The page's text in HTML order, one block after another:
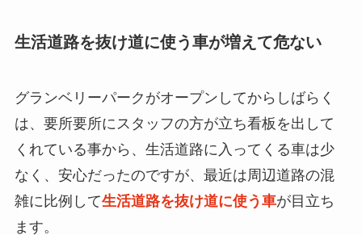
生活道路を抜け道に使う車が増えて危ない
グランベリーパークがオープンしてからしばらく
は、要所要所にスタッフの方が立ち看板を出して
くれている事から、生活道路に入ってくる車は少
なく、安心だったのですが、最近は周辺道路の混
雑に比例して生活道路を抜け道に使う車が目立ち
ます。